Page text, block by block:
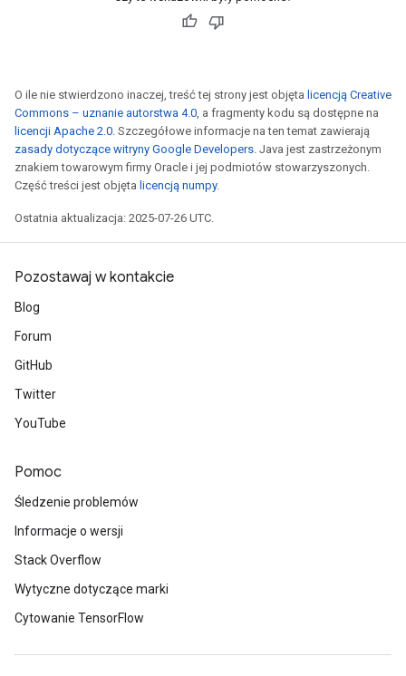
O ile nie stwierdzono inaczej, treść tej strony jest objęta licencją Creative
Commons – uznanie autorstwa 4.0, a fragmenty kodu są dostępne na
licencji Apache 2.0. Szczegółowe informacje na ten temat zawierają
zasady dotyczące witryny Google Developers. Java jest zastrzeżonym
znakiem towarowym firmy Oracle i jej podmiotów stowarzyszonych.
Część treści jest objęta licencją numpy.
Ostatnia aktualizacja: 2025-07-26 UTC.
Pozostawaj w kontakcie
Blog
Forum
GitHub
Twitter
YouTube
Pomoc
Śledzenie problemów
Informacje o wersji
Stack Overflow
Wytyczne dotyczące marki
Cytowanie TensorFlow